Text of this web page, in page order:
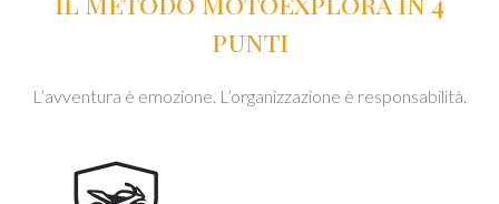
punti
L’avventura è emozione. L’organizzazione è responsabilità.